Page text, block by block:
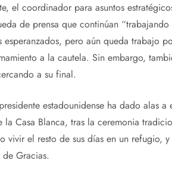
el coordinador para asuntos
de prensa que continúan
esperanzados, pero aún queda trabajo
a la cautela. Sin embargo,
a su final.
estadounidense ha dado alas
la Casa Blanca, tras la ceremonia
vivir el resto de sus días en un
Gracias.